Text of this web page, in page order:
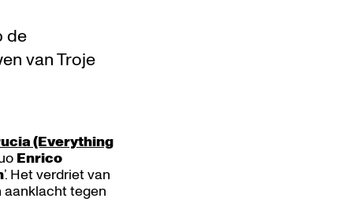
de
van Troje
(Everything
Enrico
’. Het verdriet van
aanklacht tegen